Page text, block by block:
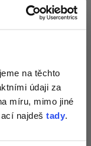
na těchto
údaji za
míru, mimo jiné
najdeš tady.
na černé
EcoHaus 60